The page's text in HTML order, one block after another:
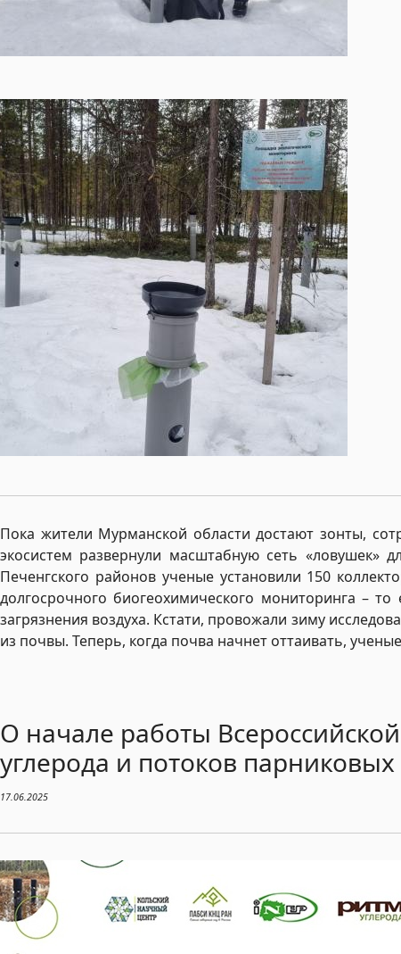
Пока жители Мурманской области достают зонты,
экосистем развернули масштабную сеть «ловушек»
Печенгского районов ученые установили 150
долгосрочного биогеохимического мониторинга –
загрязнения воздуха. Кстати, провожали зиму
из почвы. Теперь, когда почва начнет оттаивать,
О начале работы
углерода и потоков
17.06.2025